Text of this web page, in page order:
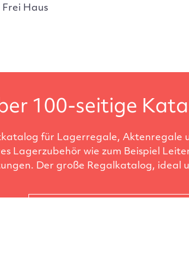
Haus
100-seitige
für Lagerregale, Aktenregale
Lagerzubehör wie zum Beispiel
Der große Regalkatalog, ideal